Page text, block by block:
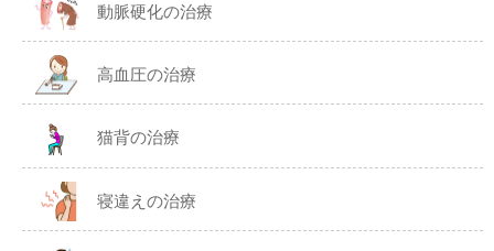
動脈硬化の治療
高血圧の治療
猫背の治療
寝違えの治療